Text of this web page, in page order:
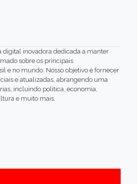
digital inovadora dedicada a manter
sobre os principais
e no mundo. Nosso objetivo é fornecer
e atualizadas, abrangendo uma
incluindo política, economia,
e muito mais.